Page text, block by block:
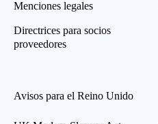
Menciones legales
Directrices para socios
proveedores
Avisos para el Reino Unido